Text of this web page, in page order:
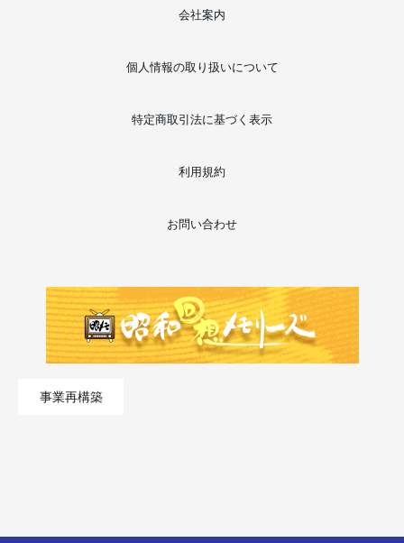
会社案内
個人情報の取り扱いについて
特定商取引法に基づく表示
利用規約
お問い合わせ
事業再構築